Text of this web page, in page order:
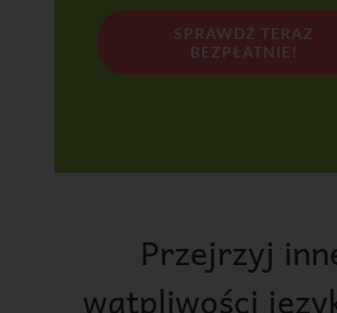
SPRAWDŹ TERAZ
BEZPŁATNIE!
Przejrzyj
wątpliwości